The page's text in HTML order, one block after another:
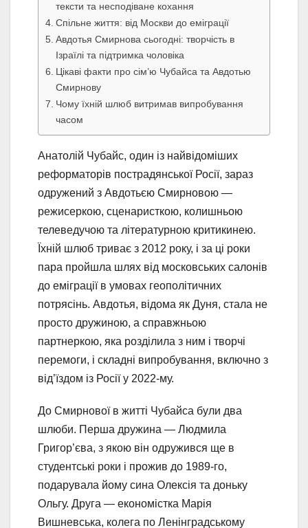
тексти та несподіване кохання
Спільне життя: від Москви до еміграції
Авдотья Смирнова сьогодні: творчість в
Ізраїлі та підтримка чоловіка
Цікаві факти про сім’ю Чубайса та Авдотью
Смирнову
Чому їхній шлюб витримав випробування
часом
Анатолій Чубайс, один із найвідоміших
реформаторів пострадянської Росії, зараз
одружений з Авдотьєю Смирновою —
режисеркою, сценаристкою, колишньою
телеведучою та літературною критикинею.
Їхній шлюб триває з 2012 року, і за ці роки
пара пройшла шлях від московських салонів
до еміграції в умовах геополітичних
потрясінь. Авдотья, відома як Дуня, стала не
просто дружиною, а справжньою
партнеркою, яка розділила з ним і творчі
перемоги, і складні випробування, включно з
від’їздом із Росії у 2022-му.
До Смирнової в житті Чубайса були два
шлюби. Перша дружина — Людмила
Григор’єва, з якою він одружився ще в
студентські роки і прожив до 1989-го,
подарувала йому сина Олексія та доньку
Ольгу. Друга — економістка Марія
Вишневська, колега по Ленінградському